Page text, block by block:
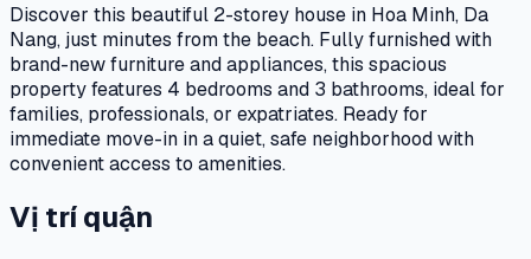
Discover this beautiful 2-storey house in Hoa Minh, Da
Nang, just minutes from the beach. Fully furnished with
brand-new furniture and appliances, this spacious
property features 4 bedrooms and 3 bathrooms, ideal for
families, professionals, or expatriates. Ready for
immediate move-in in a quiet, safe neighborhood with
convenient access to amenities.
Vị trí quận